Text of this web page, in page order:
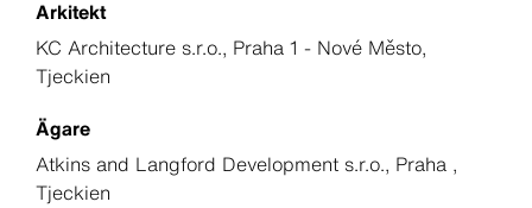
Arkitekt
KC Architecture s.r.o., Praha 1 - Nové Město,
Tjeckien
Ägare
Atkins and Langford Development s.r.o., Praha ,
Tjeckien